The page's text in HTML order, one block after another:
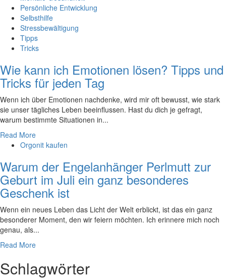
Persönliche Entwicklung
Selbsthilfe
Stressbewältigung
Tipps
Tricks
Wie kann ich Emotionen lösen? Tipps und
Tricks für jeden Tag
Wenn ich über Emotionen nachdenke, wird mir oft bewusst, wie stark
‍sie ⁤unser ⁢tägliches Leben beeinflussen. Hast du dich je gefragt,
warum bestimmte ‌Situationen in...
Read More
Orgonit kaufen
Warum der Engelanhänger Perlmutt zur
Geburt im Juli ein ganz besonderes
Geschenk ist
Wenn ein neues Leben das Licht der Welt erblickt, ist das ein ganz
besonderer Moment, den wir feiern möchten. Ich erinnere mich noch
genau, als...
Read More
Schlagwörter